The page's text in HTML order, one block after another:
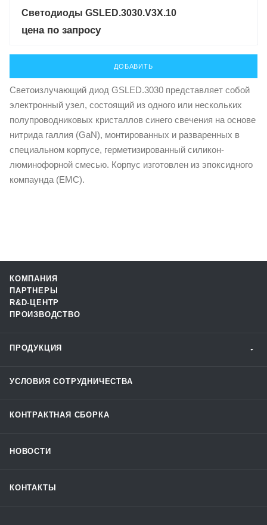
Светодиоды GSLED.3030.V3X.10
цена по запросу
ДОБАВИТЬ
Светоизлучающий диод GSLED.3030 представляет собой
электронный узел, состоящий из одного или нескольких
полупроводниковых кристаллов синего свечения на основе
нитрида галлия (GaN), монтированных и разваренных в
специальном корпусе, герметизированный силикон-
люминофорной смесью. Корпус изготовлен из эпоксидного
компаунда (EMC).
КОМПАНИЯ
ПАРТНЕРЫ
R&D-ЦЕНТР
ПРОИЗВОДСТВО
ПРОДУКЦИЯ
УСЛОВИЯ СОТРУДНИЧЕСТВА
КОНТРАКТНАЯ СБОРКА
НОВОСТИ
КОНТАКТЫ